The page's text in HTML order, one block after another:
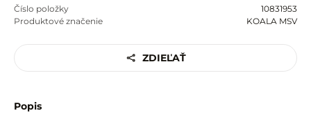
Číslo položky
10831953
Produktové značenie
KOALA MSV
ZDIEĽAŤ
Popis